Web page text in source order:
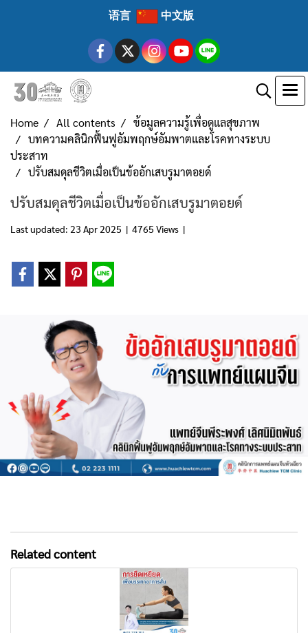
语言 中文版
Home All contents
ข้อมูลความรู้เพื่อดูแลสุขภาพ
บทความคลินิกฟื้นฟูอัมพฤกษ์อัมพาตและโรคทางระบบ
ประสาท
ปรับสมดุลชีวิตเมื่อเป็นข้ออักเสบรูมาตอยด์
ปรับสมดุลชีวิตเมื่อเป็นข้ออักเสบรูมาตอยด์
Last updated: 23 Apr 2025 | 4765 Views |
Related content